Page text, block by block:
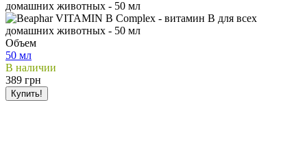
Объем
50 мл
В наличии
389 грн
Купить!